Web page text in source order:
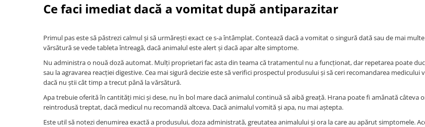
Ce faci imediat dacă a vomitat după antiparazitar
Primul pas este să păstrezi calmul și să urmărești exact ce s-a întâmplat. Contează dacă a vomitat o singură dată sau de mai
vărsătură se vede tableta întreagă, dacă animalul este alert și dacă apar alte simptome.
Nu administra o nouă doză automat. Mulți proprietari fac asta din teama că tratamentul nu a funcționat, dar repetarea poate
sau la agravarea reacției digestive. Cea mai sigură decizie este să verifici prospectul produsului și să ceri recomandarea medicului
dacă nu știi cât timp a trecut până la vărsătură.
Apa trebuie oferită în cantități mici și dese, nu în bol mare dacă animalul continuă să aibă greață. Hrana poate fi amânată câteva
reintrodusă treptat, dacă medicul nu recomandă altceva. Dacă animalul vomită și apa, nu mai aștepta.
Este util să notezi denumirea exactă a produsului, doza administrată, greutatea animalului și ora la care au apărut simptomele.